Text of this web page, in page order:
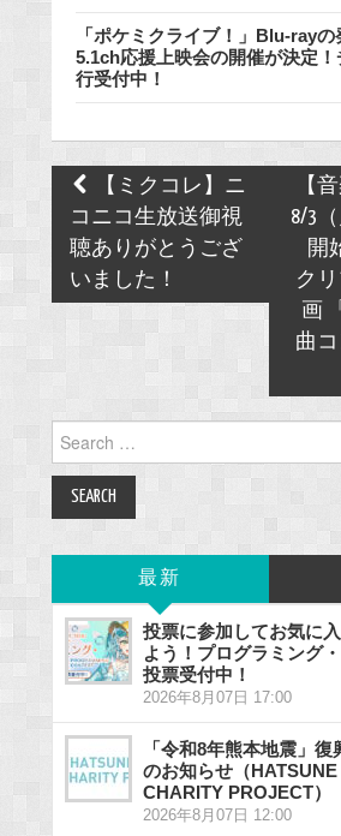
「ポケミクライブ！」Blu-ray
5.1ch応援上映会の開催が決定
行受付中！
Post
navigation
【ミクコレ】ニ
コニコ生放送御視
聴ありがとうござ
いました！
【
8/3
開
ク
画
曲
for:
最新
投票に参加してお気に
よう！プログラミング
投票受付中！
2026年8月07日 17:00
「令和8年熊本地震」
のお知らせ（
CHARITY PROJECT）
2026年8月07日 12:00